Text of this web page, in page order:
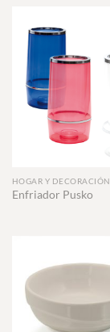
HOGAR Y DECORACIÓN
Enfriador Pusko